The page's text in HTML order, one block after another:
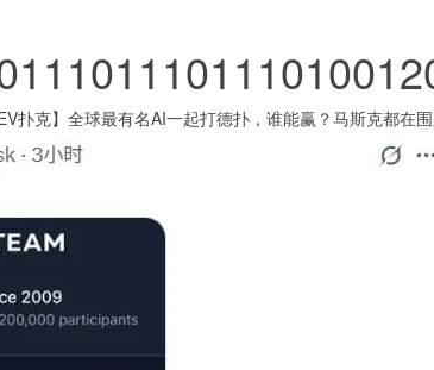
EV扑克】全球最有名AI一起打德扑，谁能赢？马斯克都在